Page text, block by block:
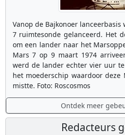
Vanop de Bajkonoer lanceerbasis
7 ruimtesonde gelanceerd. Het
om een lander naar het
Mars 7 op 9 maart 1974
werd de lander echter vier uur
het moederschip waardoor
mistte. Foto: Roscosmos
Ontdek meer
Redacteurs